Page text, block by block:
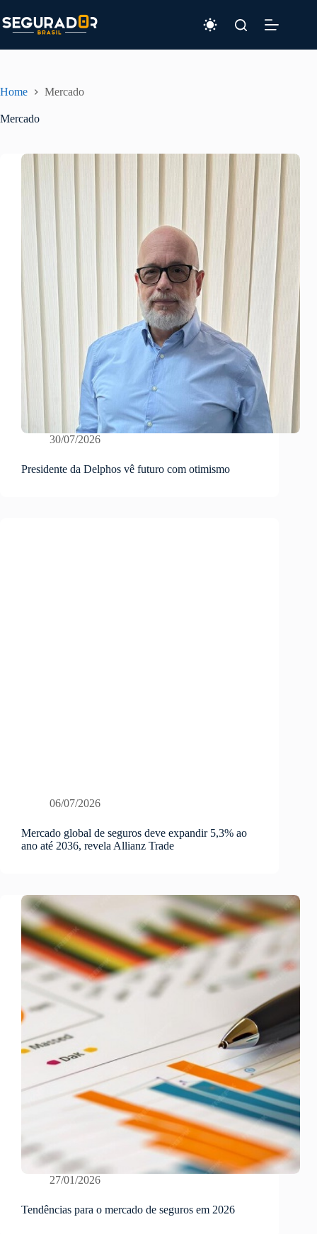
para
o
Home Mercado
Mercado
30/07/2026
Presidente da Delphos vê futuro com otimismo
06/07/2026
Mercado global de seguros deve expandir 5,3% ao
ano até 2036, revela Allianz Trade
27/01/2026
Tendências para o mercado de seguros em 2026